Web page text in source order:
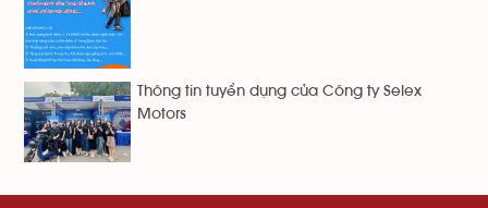
Thông tin tuyển dụng của Công ty Selex
Motors